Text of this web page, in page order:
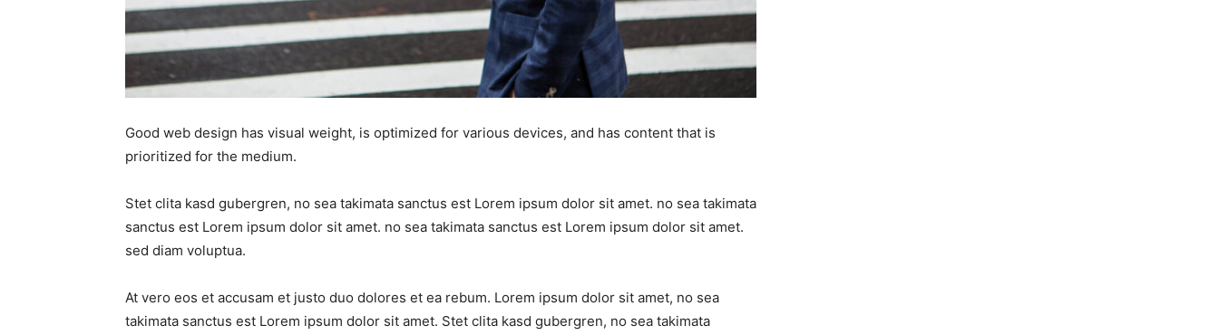
Good web design has visual weight, is optimized for various devices, and has content that is
prioritized for the medium.
Stet clita kasd gubergren, no sea takimata sanctus est Lorem ipsum dolor sit amet. no sea takimata
sanctus est Lorem ipsum dolor sit amet. no sea takimata sanctus est Lorem ipsum dolor sit amet.
sed diam voluptua.
At vero eos et accusam et justo duo dolores et ea rebum. Lorem ipsum dolor sit amet, no sea
takimata sanctus est Lorem ipsum dolor sit amet. Stet clita kasd gubergren, no sea takimata